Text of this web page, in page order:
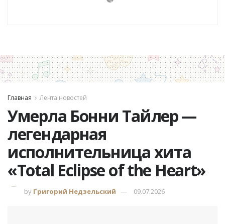
Главная Лента новостей
Умерла Бонни Тайлер —
легендарная
исполнительница хита
«Total Eclipse of the Heart»
by Григорий Недзельский 09.07.2026